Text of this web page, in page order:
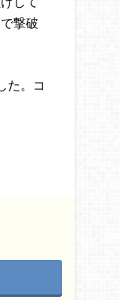
撃破
た。コ